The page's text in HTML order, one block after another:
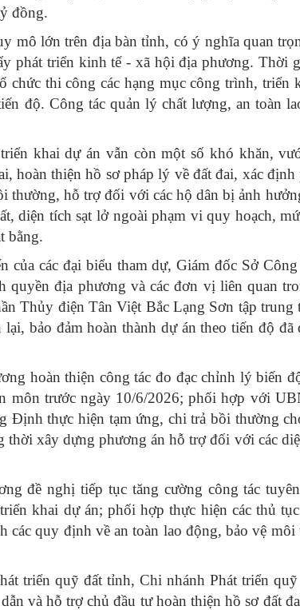
đồng.
mô lớn trên địa bàn tỉnh, có ý nghĩa quan
phát triển kinh tế - xã hội địa phương. Thời
thi công các hạng mục công trình, triển
độ. Công tác quản lý chất lượng, an toàn
khai dự án vẫn còn một số khó khăn,
hoàn thiện hồ sơ pháp lý về đất đai, xác định
thường, hỗ trợ đối với các hộ dân bị ảnh
diện tích sạt lở ngoài phạm vi quy hoạch,
bằng.
của các đại biểu tham dự, Giám đốc Sở
quyền địa phương và các đơn vị liên quan
Thủy điện Tân Việt Bắc Lạng Sơn tập trung
bảo đảm hoàn thành dự án theo tiến độ
hoàn thiện công tác đo đạc chỉnh lý biến
môn trước ngày 10/6/2026; phối hợp với
Định thực hiện tạm ứng, chi trả bồi thường
xây dựng phương án hỗ trợ đối với các
đề nghị tiếp tục tăng cường công tác
khai dự án; phối hợp thực hiện các thủ
các quy định về an toàn lao động, bảo vệ
triển quỹ đất tỉnh, Chi nhánh Phát triển
và hỗ trợ chủ đầu tư hoàn thiện hồ sơ đất